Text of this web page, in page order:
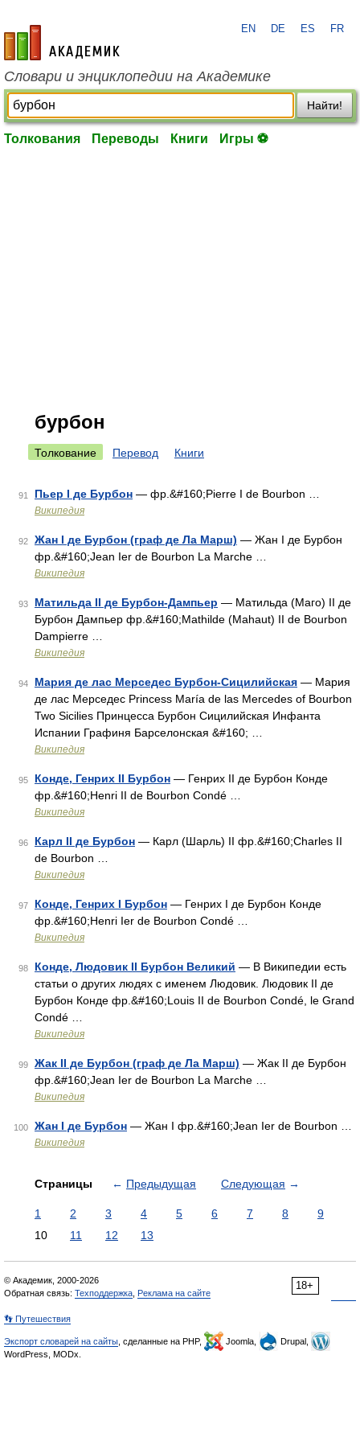
academic.ru
EN DE ES FR
Словари и энциклопедии на Академике
Найти!
Толкования Переводы Книги Игры ⚽
бурбон
Толкование Перевод Книги
91 Пьер I де Бурбон — фр.&#160;Pierre I de Bourbon …
Википедия
92 Жан I де Бурбон (граф де Ла Марш) — Жан I де Бурбон
фр.&#160;Jean Ier de Bourbon La Marche …
Википедия
93 Матильда II де Бурбон-Дампьер — Матильда (Маго) II де
Бурбон Дампьер фр.&#160;Mathilde (Mahaut) II de Bourbon
Dampierre …
Википедия
94 Мария де лас Мерседес Бурбон-Сицилийская — Мария
де лас Мерседес Princess María de las Mercedes of Bourbon
Two Sicilies Принцесса Бурбон Сицилийская Инфанта
Испании Графиня Барселонская &#160; …
Википедия
95 Конде, Генрих II Бурбон — Генрих II де Бурбон Конде
фр.&#160;Henri II de Bourbon Condé …
Википедия
96 Карл II де Бурбон — Карл (Шарль) II фр.&#160;Charles II
de Bourbon …
Википедия
97 Конде, Генрих I Бурбон — Генрих I де Бурбон Конде
фр.&#160;Henri Ier de Bourbon Condé …
Википедия
98 Конде, Людовик II Бурбон Великий — В Википедии есть
статьи о других людях с именем Людовик. Людовик II де
Бурбон Конде фр.&#160;Louis II de Bourbon Condé, le Grand
Condé …
Википедия
99 Жак II де Бурбон (граф де Ла Марш) — Жак II де Бурбон
фр.&#160;Jean Ier de Bourbon La Marche …
Википедия
100 Жан I де Бурбон — Жан I фр.&#160;Jean Ier de Bourbon …
Википедия
Страницы ← Предыдущая Следующая →
1 2 3 4 5 6 7 8
9
10
11 12 13
18+
© Академик, 2000-2026
Обратная связь: Техподдержка Реклама на сайте
👣 Путешествия
Экспорт словарей на сайты , сделанные на PHP, Joomla,
Drupal,
WordPress, MODx.